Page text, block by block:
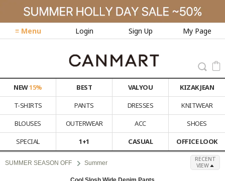
≡ Menu Login Sign Up My Page
NEW15% BEST VALYOU
KIZAK JEAN
T-SHIRTS
PANTS DRESSES
KNITWEAR
BLOUSES
OUTERWEAR ACC
SHOES
SPECIAL
1+1 CASUAL OFFICE LOOK
SUMMER SEASON OFF Summer
RECENT
VIEW